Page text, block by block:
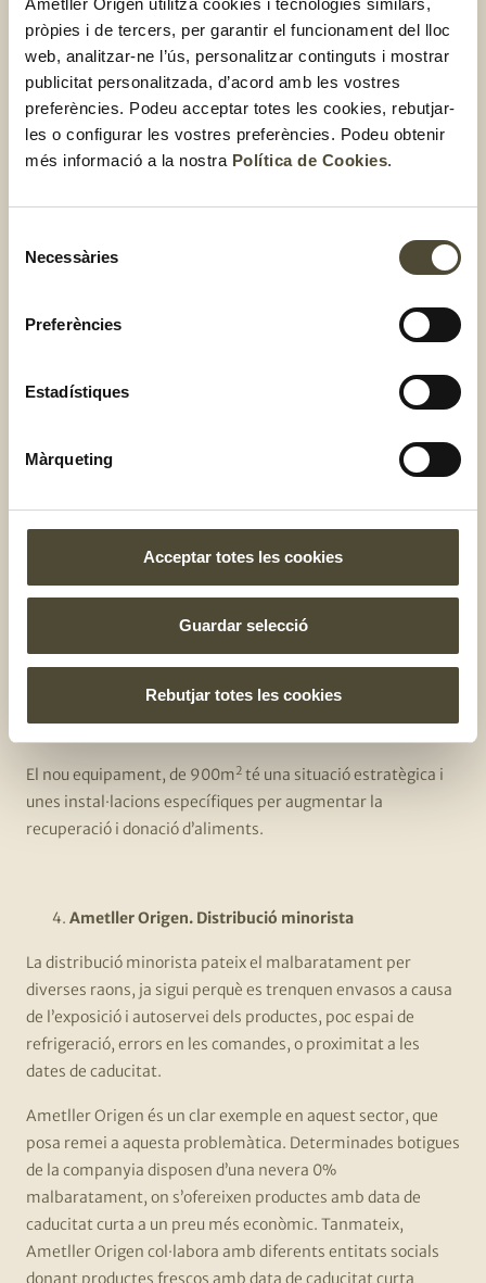
pròpies i de tercers, per garantir el funcionament del lloc
web, analitzar-ne l’ús, personalitzar continguts i mostrar
publicitat personalitzada, d’acord amb les vostres
preferències. Podeu acceptar totes les cookies, rebutjar-
les o configurar les vostres preferències. Podeu obtenir
més informació a la nostra Política de Cookies.
Necessàries
Preferències
Estadístiques
Màrqueting
Acceptar totes les cookies
Guardar selecció
Rebutjar totes les cookies
Espigoladors: Al camp
L’objectiu d’Espigoladors és fomentar la recol·lecció
excedents d’aliments directament del camp. És
una estratègia per reduir les pèrdues i el malbaratament
Aliments de fora de les nostres fronteres desplacen la
Sovint es deixa al camp perquè no surt a compte
Mercabarna: Distribució majorista
Cada any es comercialitzen a Mercabarna dos milions de
milions de quilos (el 0,5%)
El mercat majorista ha fet un pas més contra la pèrdua
d’aliments que amb ell doble d’espai que el punt verd
anterior.
El nou equipament, de 900m2 té una situació estratègica i
unes instal·lacions específiques per augmentar la
recuperació i donació d’aliments.
Ametller Origen. Distribució minorista
La distribució minorista pateix el malbaratament per
diverses raons, ja sigui perquè es trenquen envasos a causa
de l’exposició i autoservei dels productes, poc espai de
refrigeració, errors en les comandes, o proximitat a les
dates de caducitat.
Ametller Origen és un clar exemple en aquest sector, que
posa remei a aquesta problemàtica. Determinades botigues
de la companyia disposen d’una nevera 0%
malbaratament, on s’ofereixen productes amb data de
caducitat curta a un preu més econòmic. Tanmateix,
Ametller Origen col·labora amb diferents entitats socials
donant productes frescos amb data de caducitat curta